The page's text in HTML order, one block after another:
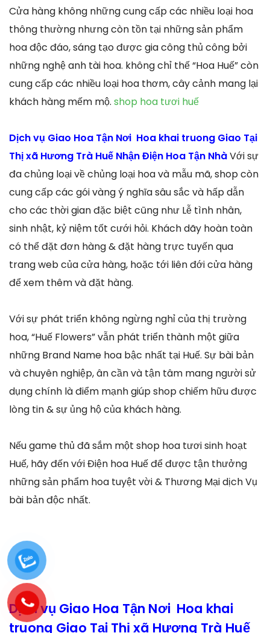
Cửa hàng không những cung cấp các nhiều loại hoa
thông thường nhưng còn tồn tại những sản phẩm
hoa độc đáo, sáng tạo được gia công thủ công bởi
những nghệ anh tài hoa. không chỉ thế “Hoa Huế” còn
cung cấp các nhiều loại hoa thơm, cây cảnh mang lại
khách hàng mếm mộ. shop hoa tươi huế
Dịch vụ Giao Hoa Tận Nơi Hoa khai truong Giao Tại
Thị xã Hương Trà Huế Nhận Điện Hoa Tận NhàVới sự
đa chủng loại về chủng loại hoa và mẫu mã, shop còn
cung cấp các gói vàng ý nghĩa sâu sắc và hấp dẫn
cho các thời gian đặc biệt cũng như Lễ tình nhân,
sinh nhật, kỷ niệm tốt cưới hỏi. Khách dãy hoàn toàn
có thể đặt đơn hàng & đặt hàng trực tuyến qua
trang web của cửa hàng, hoặc tới liên đới cửa hàng
để xem thêm và đặt hàng.
Với sự phát triển không ngừng nghỉ của thị trường
hoa, “Huế Flowers” vẫn phát triển thành một giữa
những Brand Name hoa bậc nhất tại Huế. Sự bài bản
và chuyên nghiệp, ân cần và tận tâm mang người sử
dụng chính là điểm mạnh giúp shop chiếm hữu được
lòng tin & sự ủng hộ của khách hàng.
Nếu game thủ đã sắm một shop hoa tươi sinh hoạt
Huế, hãy đến với Điện hoa Huế để được tận thưởng
những sản phẩm hoa tuyệt vời & Thương Mại dịch Vụ
bài bản độc nhất.
Dịch vụ Giao Hoa Tận Nơi Hoa khai
truong Giao Tại Thị xã Hương Trà Huế